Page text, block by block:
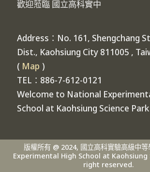
歡迎蒞臨 國立高科實中
Address：No. 161, Shengchang
Dist., Kaohsiung City 811005 ,
( Map )
TEL：886-7-612-0121
Welcome to National
School at Kaohsiung Science Park
版權所有 @ 2024, 國立高科實驗高級中
Experimental High School at Kaohsiung
right reserved.